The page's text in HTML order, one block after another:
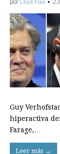
Guy
hiperactiva
Fa­rage,…
Leer más →